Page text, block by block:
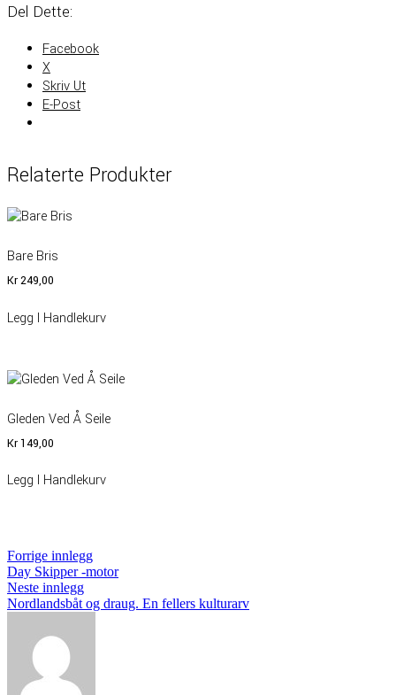
Del Dette:
Facebook
X
Skriv Ut
E-Post
Relaterte Produkter
Bare Bris
Kr249,00
Legg I Handlekurv
Gleden Ved Å Seile
Kr 149,00
Legg I Handlekurv
Innleggsnavigasjon
Forrige innleggForrige
innlegg:
Day Skipper -motor
Neste innleggNeste
innlegg:
Nordlandsbåt og draug. En fellers kulturarv